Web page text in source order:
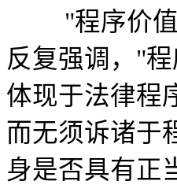
"程序价值"
反复强调，"
体现于法律程
而无须诉诸于
身是否具有正